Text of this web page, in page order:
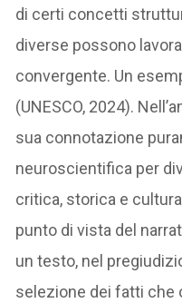
di certi concetti
diverse possono
convergente. Un
(UNESCO, 2024).
sua connotazione
neuroscientifica per
critica, storica e
punto di vista del
un testo, nel
selezione dei fatti che